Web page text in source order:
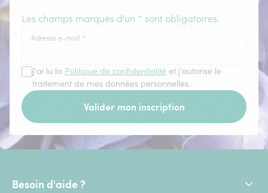
Les champs marqués d'un * sont obligatoires.
Adresse e-mail *
J'ai lu la Politique de confidentialité et j'autorise le
traitement de mes données personnelles.
Valider mon inscription
Besoin d'aide ?